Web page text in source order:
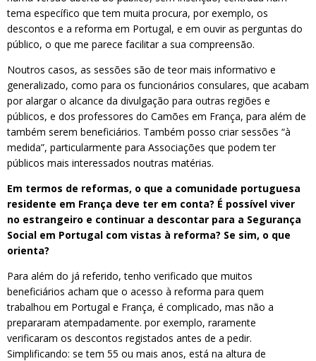
tema específico que tem muita procura, por exemplo, os
descontos e a reforma em Portugal, e em ouvir as perguntas do
público, o que me parece facilitar a sua compreensão.
Noutros casos, as sessões são de teor mais informativo e
generalizado, como para os funcionários consulares, que acabam
por alargar o alcance da divulgação para outras regiões e
públicos, e dos professores do Camões em França, para além de
também serem beneficiários. Também posso criar sessões “à
medida”, particularmente para Associações que podem ter
públicos mais interessados noutras matérias.
Em termos de reformas, o que a comunidade portuguesa
residente em França deve ter em conta? É possível viver
no estrangeiro e continuar a descontar para a Segurança
Social em Portugal com vistas à reforma? Se sim, o que
orienta?
Para além do já referido, tenho verificado que muitos
beneficiários acham que o acesso à reforma para quem
trabalhou em Portugal e França, é complicado, mas não a
prepararam atempadamente. por exemplo, raramente
verificaram os descontos registados antes de a pedir.
Simplificando: se tem 55 ou mais anos, está na altura de